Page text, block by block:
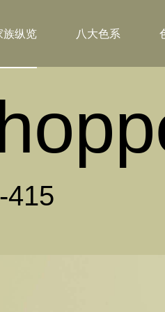
族纵览 八大色系
415